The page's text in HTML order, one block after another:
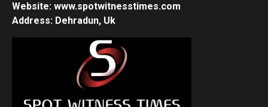
Website: www.spotwitnesstimes.com
Address: Dehradun, Uk